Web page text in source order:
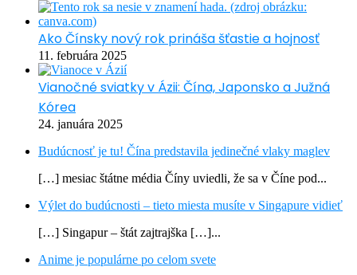
Ako Čínsky nový rok prináša šťastie a hojnosť
11. februára 2025
Vianočné sviatky v Ázii: Čína, Japonsko a Južná
Kórea
24. januára 2025
Budúcnosť je tu! Čína predstavila jedinečné vlaky maglev
[…] mesiac štátne média Číny uviedli, že sa v Číne pod...
Výlet do budúcnosti – tieto miesta musíte v Singapure vidieť
[…] Singapur – štát zajtrajška […]...
Anime je populárne po celom svete